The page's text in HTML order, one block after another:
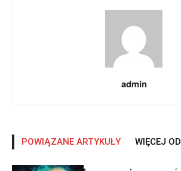
admin
POWIĄZANE ARTYKUŁY WIĘCEJ